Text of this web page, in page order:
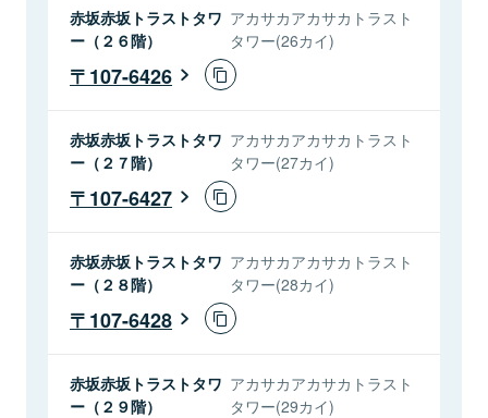
赤坂赤坂トラストタワ
ー（２６階）
アカサカアカサカトラスト
タワー(26カイ)
107-6426
赤坂赤坂トラストタワ
ー（２７階）
アカサカアカサカトラスト
タワー(27カイ)
107-6427
赤坂赤坂トラストタワ
ー（２８階）
アカサカアカサカトラスト
タワー(28カイ)
107-6428
赤坂赤坂トラストタワ
ー（２９階）
アカサカアカサカトラスト
タワー(29カイ)